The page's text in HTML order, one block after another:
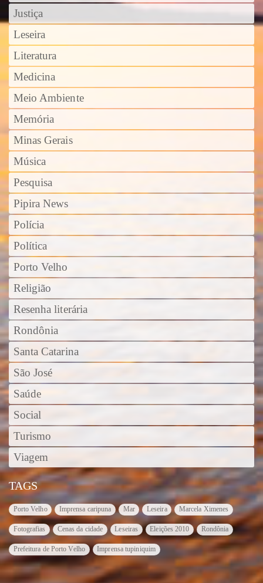
Justiça
Leseira
Literatura
Medicina
Meio Ambiente
Memória
Minas Gerais
Música
Pesquisa
Pipira News
Polícia
Política
Porto Velho
Religião
Resenha literária
Rondônia
Santa Catarina
São José
Saúde
Social
Turismo
Viagem
TAGS
Porto Velho Imprensa caripuna Mar Leseira Marcela Ximenes
Fotografias Cenas da cidade Leseiras Eleições 2010 Rondônia
Prefeitura de Porto Velho Imprensa tupiniquim